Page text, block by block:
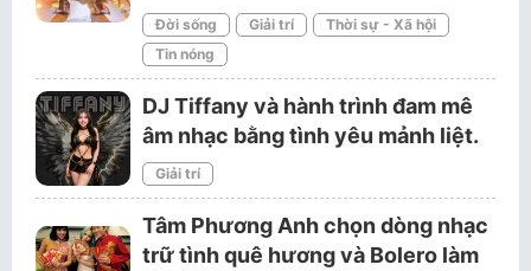
Đời sống Giải trí
Thời sự - Xã hội
Tin nóng
DJ Tiffany và hành trình đam mê
âm nhạc bằng tình yêu mảnh liệt.
Giải trí
Tâm Phương Anh chọn dòng nhạc
trữ tình quê hương và Bolero làm